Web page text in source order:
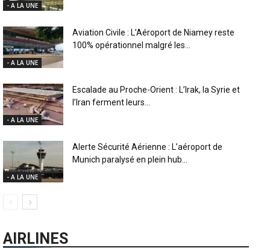
- A LA UNE
- A LA UNE
Aviation Civile : L’Aéroport de Niamey reste
100% opérationnel malgré les...
- A LA UNE
Escalade au Proche-Orient : L’Irak, la Syrie et
l’Iran ferment leurs...
- A LA UNE
Alerte Sécurité Aérienne : L’aéroport de
Munich paralysé en plein hub...
AIRLINES